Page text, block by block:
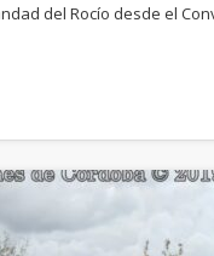
del Rocío desde el